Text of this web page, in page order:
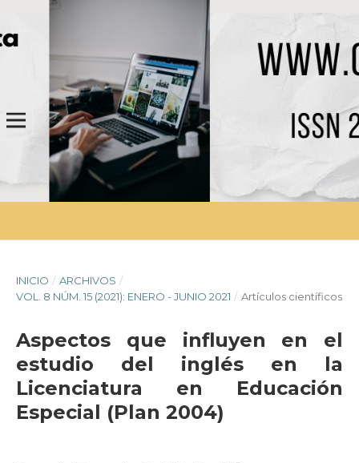
INICIO / ARCHIVOS /
VOL. 8 NÚM. 15 (2021): ENERO - JUNIO 2021 / Artículos científicos
Aspectos que influyen en el
estudio del inglés en la
Licenciatura en Educación
Especial (Plan 2004)